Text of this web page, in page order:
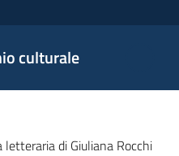
culturale
di Giuliana Rocchi